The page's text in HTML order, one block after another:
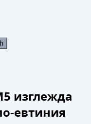
изглежда
евтиния